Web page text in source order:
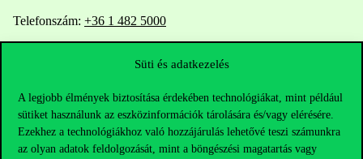
Süti és adatkezelés
A legjobb élmények biztosítása érdekében technológiákat, mint például
sütiket használunk az eszközinformációk tárolására és/vagy elérésére.
Ezekhez a technológiákhoz való hozzájárulás lehetővé teszi számunkra
az olyan adatok feldolgozását, mint a böngészési magatartás vagy
Telefonszám: +36 1 482 5000
Kérdésed van a felvételivel kapcsolatban?
Oktatói elérhetőségek
HUB jelenlegi hallgatóinknak